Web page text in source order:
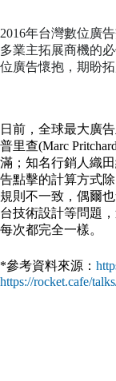
2016年台灣數位廣
多業主拓展商機的
位廣告懷抱，期盼
日前，全球最大廣
普里查(Marc
滿；知名行銷人織
告點擊的計算方式
規則不一致，偶爾
台技術設計等問題
每次都完全一樣。
*參考資料來源：
https://rocket.cafe/